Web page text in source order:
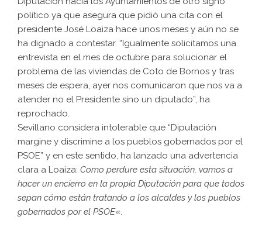
político ya que asegura que pidió una cita con el
presidente José Loaiza hace unos meses y aún no se
ha dignado a contestar. “Igualmente solicitamos una
entrevista en el mes de octubre para solucionar el
problema de las viviendas de Coto de Bornos y tras
meses de espera, ayer nos comunicaron que nos va a
atender no el Presidente sino un diputado”, ha
reprochado.
Sevillano considera intolerable que “Diputación
margine y discrimine a los pueblos gobernados por el
PSOE” y en este sentido, ha lanzado una advertencia
clara a Loaiza: Como perdure esta situación, vamos a
hacer un encierro en la propia Diputación para que todos
sepan cómo están tratando a los alcaldes y los pueblos
gobernados por el PSOE«.